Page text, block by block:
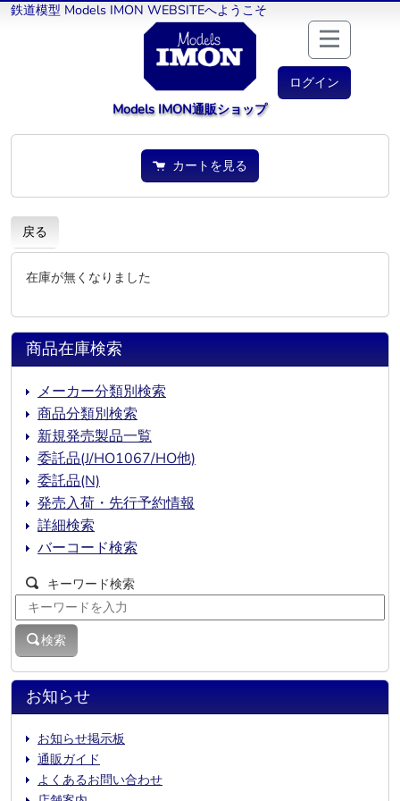
鉄道模型 Models IMON WEBSITEへようこそ
ログイン
Models IMON通販ショップ
カートを見る
戻る
在庫が無くなりました
お知らせ
お知らせ掲示板
通販ガイド
よくあるお問い合わせ
商品在庫検索
メーカー分類別検索
商品分類別検索
新規発売製品一覧
委託品(J/HO1067/HO他)
委託品(N)
発売入荷・先行予約情報
詳細検索
バーコード検索
キーワード検索
検索